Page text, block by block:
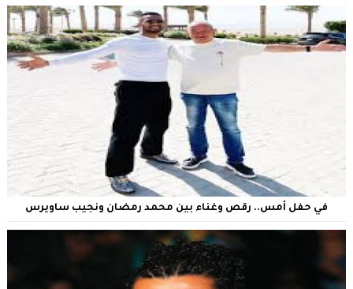
في حفل أمس.. رقص وغناء بين محمد رمضان ونجيب ساويرس